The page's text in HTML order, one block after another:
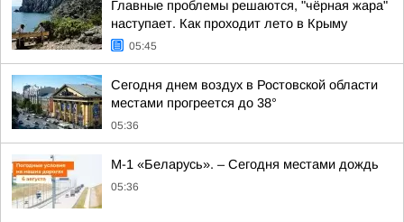
Главные проблемы решаются, "чёрная жара"
наступает. Как проходит лето в Крыму
05:45
Сегодня днем воздух в Ростовской области
местами прогреется до 38°
05:36
М-1 «Беларусь». – Сегодня местами дождь
05:36